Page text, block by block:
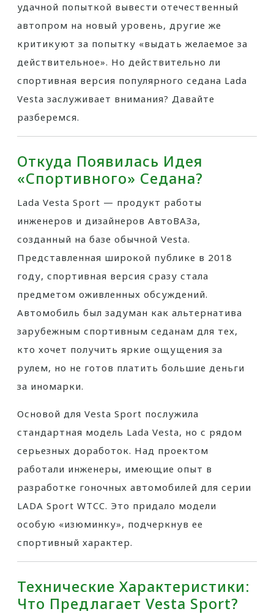
удачной попыткой вывести отечественный
автопром на новый уровень, другие же
критикуют за попытку «выдать желаемое за
действительное». Но действительно ли
спортивная версия популярного седана Lada
Vesta заслуживает внимания? Давайте
разберемся.
Откуда Появилась Идея
«спортивного» Седана?
Lada Vesta Sport — продукт работы
инженеров и дизайнеров АвтоВАЗа,
созданный на базе обычной Vesta.
Представленная широкой публике в 2018
году, спортивная версия сразу стала
предметом оживленных обсуждений.
Автомобиль был задуман как альтернатива
зарубежным спортивным седанам для тех,
кто хочет получить яркие ощущения за
рулем, но не готов платить большие деньги
за иномарки.
Основой для Vesta Sport послужила
стандартная модель Lada Vesta, но с рядом
серьезных доработок. Над проектом
работали инженеры, имеющие опыт в
разработке гоночных автомобилей для серии
LADA Sport WTCC. Это придало модели
особую «изюминку», подчеркнув ее
спортивный характер.
Технические Характеристики:
Что Предлагает Vesta Sport?